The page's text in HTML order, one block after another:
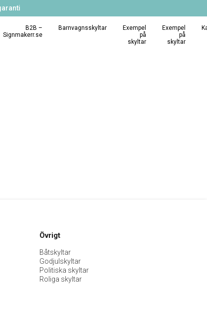
B2B –
Signmakerr.se
Barnvagnsskyltar
Exempel
på
skyltar
Exempel
på
skyltar
Övrigt
Båtskyltar
Godjulskyltar
Politiska skyltar
Roliga skyltar